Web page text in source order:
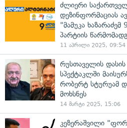
ძლიერი
დეზინფორმაციას
"მამუკა
პარტიის
11 აპრილი 2025, 09:54
რუსთაველის
სპექტაკლში
რობერტ სტურუამ
მოხსნეს
14 მარტი 2025, 15:06
კეზერაშვილი